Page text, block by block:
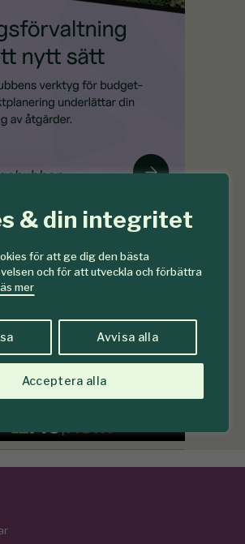
& din integritet
för att ge dig den bästa
och för att utveckla och förbättra
mer
Avvisa alla
Acceptera alla